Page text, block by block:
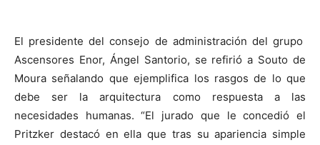
El presidente del consejo de administración del grupo
Ascensores Enor, Ángel Santorio, se refirió a Souto de
Moura señalando que ejemplifica los rasgos de lo que
debe ser la arquitectura como respuesta a las
necesidades humanas. “El jurado que le concedió el
Pritzker destacó en ella que tras su apariencia simple